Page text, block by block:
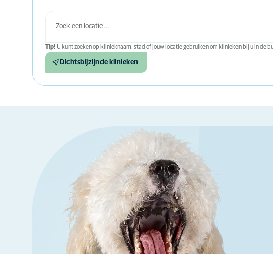
Tip! U kunt zoeken op klinieknaam, stad of jouw locatie gebruiken om klinieken bij u in de
Dichtsbijzijnde klinieken